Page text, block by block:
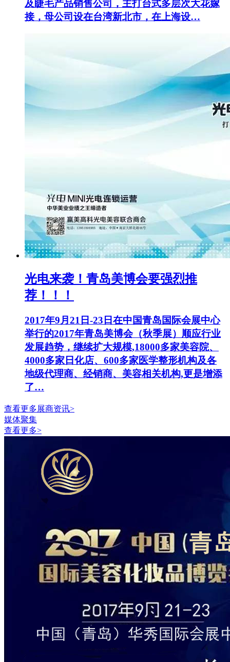
及睫毛产品销售公司，主打台式多层次大花嫁
接，母公司设在台湾新北市，在上海设…
光电来袭！青岛美博会要强烈推
荐！！！
2017年9月21日-23日在中国青岛国际会展中心
举行的2017年青岛美博会（秋季展）顺应行业
发展趋势，继续扩大规模,18000多家美容院、
4000多家日化店、600多家医学整形机构及各
地级代理商、经销商、美容相关机构,更是增添
了…
查看更多展商资讯>
媒体聚集
查看更多>